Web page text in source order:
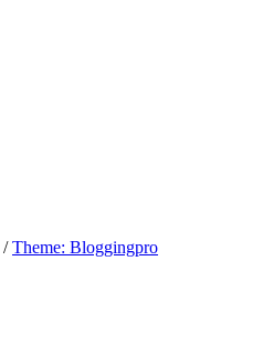
/Theme: Bloggingpro